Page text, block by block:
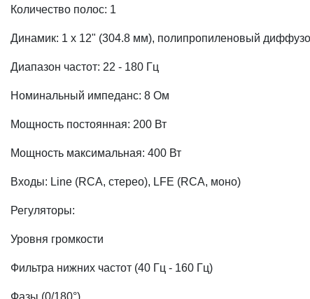
Количество полос: 1
Динамик: 1 x 12" (304.8 мм), полипропиленовый
Диапазон частот: 22 - 180 Гц
Номинальный импеданс: 8 Ом
Мощность постоянная: 200 Вт
Мощность максимальная: 400 Вт
Входы: Line (RCA, стерео), LFE (RCA, моно)
Регуляторы:
Уровня громкости
Фильтра нижних частот (40 Гц - 160 Гц)
Фазы (0/180°)